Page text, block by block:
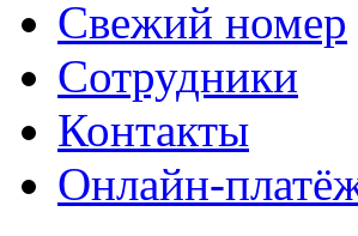
Свежий номер
Сотрудники
Контакты
Онлайн-